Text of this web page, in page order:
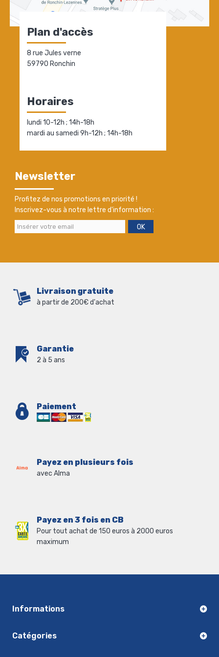
Plan d'accès
8 rue Jules verne
59790 Ronchin
Horaires
lundi 10-12h ; 14h-18h
mardi au samedi 9h-12h ; 14h-18h
Newsletter
Profitez de nos promotions en priorité !
Inscrivez-vous à notre lettre d'information :
OK
Livraison gratuite
à partir de 200€ d'achat
Garantie
2 à 5 ans
Paiement
Payez en plusieurs fois
avec Alma
Payez en 3 fois en CB
Pour tout achat de 150 euros à 2000 euros
maximum
Informations
Catégories